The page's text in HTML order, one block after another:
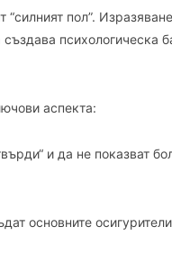
пол”.
психологическа
аспекта:
и да не показват
основните